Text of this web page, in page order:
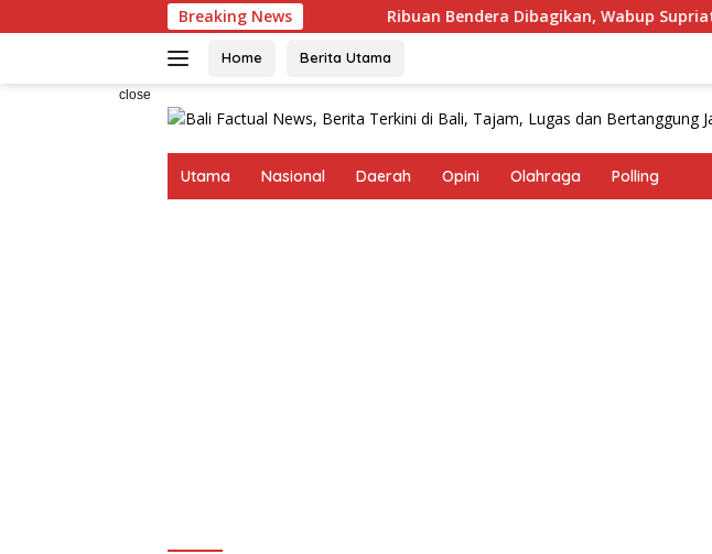
to
Breaking NewsRibuan Bendera Dibagikan, Wabup Supriatna: Agar
Home Berita Utama
close
Utama Nasional Daerah Opini Olahraga Polling